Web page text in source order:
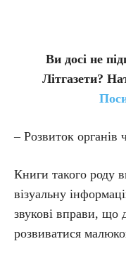
Ви досі не
Літгазети?
– Розвиток органів
Книги такого роду
візуальну
звукові вправи, що
розвиватися